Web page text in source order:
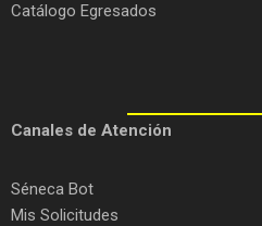
Catálogo Egresados
Canales de Atención
Séneca Bot
Mis Solicitudes